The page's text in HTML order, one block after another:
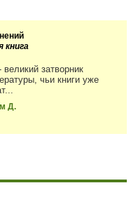
книга
затворник
чьи книги уже
Д.